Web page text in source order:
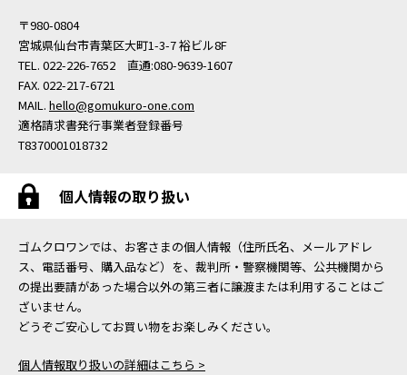
〒980-0804
宮城県仙台市青葉区大町1-3-7 裕ビル8F
TEL. 022-226-7652 直通:080-9639-1607
FAX. 022-217-6721
MAIL. hello@gomukuro-one.com
適格請求書発行事業者登録番号
T8370001018732
個人情報の取り扱い
ゴムクロワンでは、お客さまの個人情報（住所氏名、メールアドレ
ス、電話番号、購入品など）を、裁判所・警察機関等、公共機関から
の提出要請があった場合以外の第三者に譲渡または利用することはご
ざいません。
どうぞご安心してお買い物をお楽しみください。
個人情報取り扱いの詳細はこちら >